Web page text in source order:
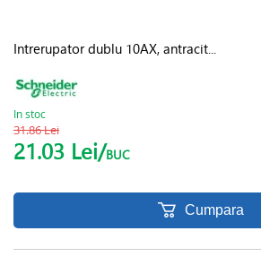
Intrerupator dublu 10AX, antracit...
In stoc
31.86 Lei
21.03 Lei/BUC
Cumpara